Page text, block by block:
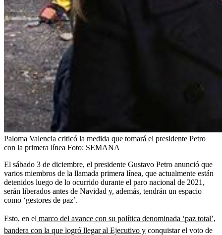
Paloma Valencia criticó la medida que tomará el presidente Petro
con la primera línea Foto: SEMANA
El sábado 3 de diciembre, el presidente Gustavo Petro anunció que
varios miembros de la llamada primera línea, que actualmente están
detenidos luego de lo ocurrido durante el paro nacional de 2021,
serán liberados antes de Navidad y, además, tendrán un espacio
como ‘gestores de paz’.
Esto, en el marco del avance con su política denominada ‘paz total’,
bandera con la que logró llegar al Ejecutivo y conquistar el voto de